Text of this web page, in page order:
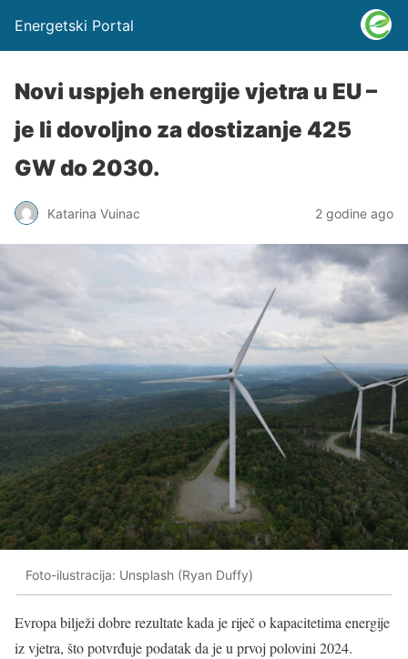
Energetski Portal
Novi uspjeh energije vjetra u EU –
je li dovoljno za dostizanje 425
GW do 2030.
Katarina Vuinac 2 godine ago
Foto-ilustracija: Unsplash (Ryan Duffy)
Evropa bilježi dobre rezultate kada je riječ o kapacitetima energije
iz vjetra, što potvrđuje podatak da je u prvoj polovini 2024.